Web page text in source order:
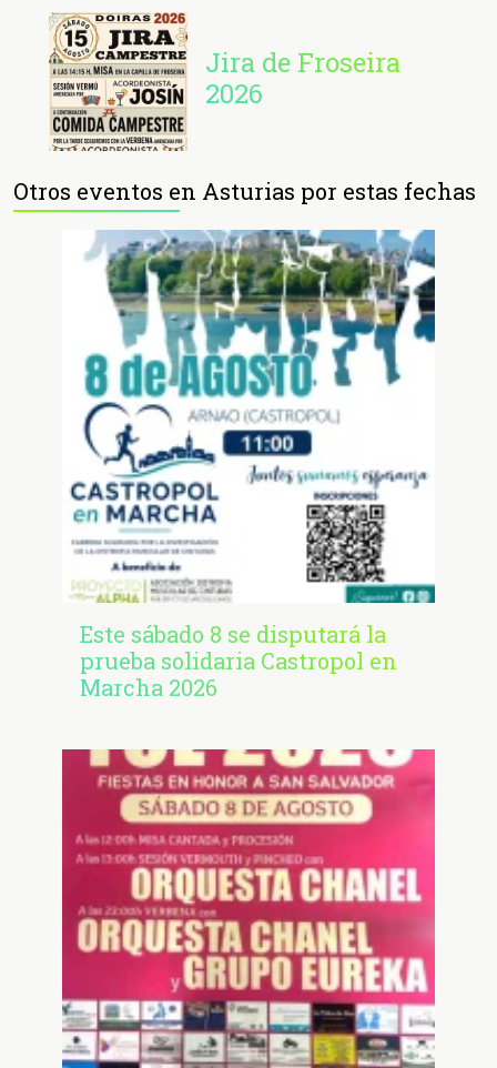
Jira de Froseira
2026
Otros eventos en Asturias por estas fechas
Este sábado 8 se disputará la
prueba solidaria Castropol en
Marcha 2026